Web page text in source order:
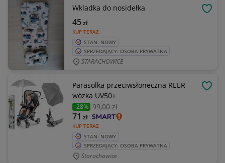
Wkladka do nosidełka
KUP TERAZ
45zł
STAN: NOWY
SPRZEDAJĄCY: OSOBA PRYWATNA
STARACHOWICE
Parasolka przeciwsłoneczna REER
wózka UV50+
-28% 99,00 zł
KUP TERAZ
71 zł
STAN: NOWY
SPRZEDAJĄCY: OSOBA PRYWATNA
Starachowice